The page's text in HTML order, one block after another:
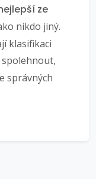
ze
nikdo jiný.
klasifikaci
spolehnout,
správných